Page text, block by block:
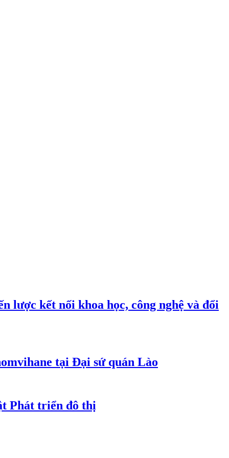
lược kết nối khoa học, công nghệ và đổi
tại Đại sứ quán Lào
Phát triển đô thị